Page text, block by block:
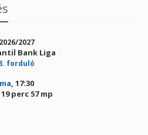
2026/2027
Bank Liga
forduló
ma, 17:30
perc 57 mp